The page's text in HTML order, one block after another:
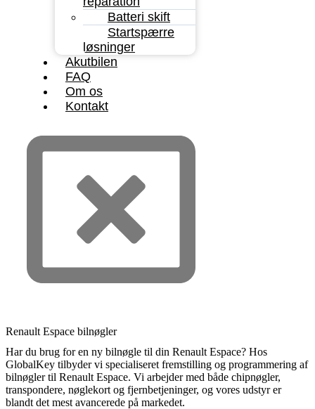
Batteri skift
Startspærre
løsninger
Akutbilen
FAQ
Om os
Kontakt
Renault Espace bilnøgler
Har du brug for en ny bilnøgle til din Renault Espace? Hos
GlobalKey tilbyder vi specialiseret fremstilling og programmering af
bilnøgler til Renault Espace. Vi arbejder med både chipnøgler,
transpondere, nøglekort og fjernbetjeninger, og vores udstyr er
blandt det mest avancerede på markedet.